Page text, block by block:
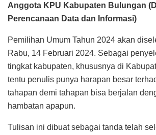
Anggota KPU Kabupaten Bulungan
Perencanaan Data dan Informasi)
Pemilihan Umum Tahun 2024 akan
Rabu, 14 Februari 2024. Sebagai
tingkat kabupaten, khususnya di
tentu penulis punya harapan besar
tahapan demi tahapan bisa berjalan
hambatan apapun.
Tulisan ini dibuat sebagai tanda telah